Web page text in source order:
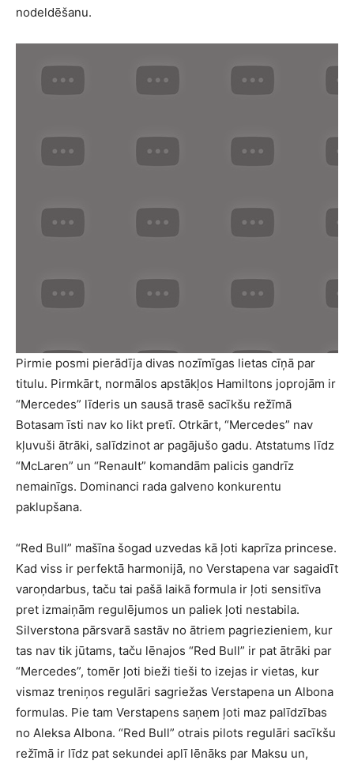
nodeldēšanu.
Pirmie posmi pierādīja divas nozīmīgas lietas cīņā par
titulu. Pirmkārt, normālos apstākļos Hamiltons joprojām ir
“Mercedes” līderis un sausā trasē sacīkšu režīmā
Botasam īsti nav ko likt pretī. Otrkārt, “Mercedes” nav
kļuvuši ātrāki, salīdzinot ar pagājušo gadu. Atstatums līdz
“McLaren” un “Renault” komandām palicis gandrīz
nemainīgs. Dominanci rada galveno konkurentu
paklupšana.
“Red Bull” mašīna šogad uzvedas kā ļoti kaprīza princese.
Kad viss ir perfektā harmonijā, no Verstapena var sagaidīt
varoņdarbus, taču tai pašā laikā formula ir ļoti sensitīva
pret izmaiņām regulējumos un paliek ļoti nestabila.
Silverstona pārsvarā sastāv no ātriem pagriezieniem, kur
tas nav tik jūtams, taču lēnajos “Red Bull” ir pat ātrāki par
“Mercedes”, tomēr ļoti bieži tieši to izejas ir vietas, kur
vismaz treniņos regulāri sagriežas Verstapena un Albona
formulas. Pie tam Verstapens saņem ļoti maz palīdzības
no Aleksa Albona. “Red Bull” otrais pilots regulāri sacīkšu
režīmā ir līdz pat sekundei aplī lēnāks par Maksu un,